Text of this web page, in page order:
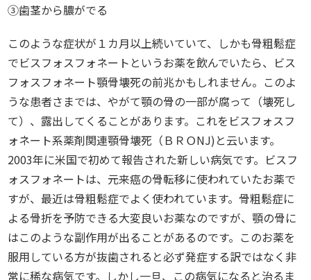
③歯茎から膿がでる
このような症状が１カ月以上続いていて、しかも骨粗鬆症
でビスフォスフォネートというお薬を飲んでいたら、ビス
フォスフォネート顎骨壊死の前兆かもしれません。このよ
うな患者さまでは、やがて顎の骨の一部が腐って（壊死し
て）、露出してくることがあります。これをビスフォスフ
ォネート系薬剤関連顎骨壊死（ＢＲＯNJ)と云います。
2003年に米国で初めて報告された新しい病気です。ビスフ
ォスフォネートは、元来癌の骨転移に使われていたお薬で
すが、最近は骨粗鬆症でよく使われています。骨粗鬆症に
よる骨折を予防できる大変良いお薬なのですが、顎の骨に
はこのような副作用が出ることがあるのです。このお薬を
服用している方が抜歯されると必ず発症する訳ではなく非
常に稀な病気です。しかし一旦、この病気になると治るま